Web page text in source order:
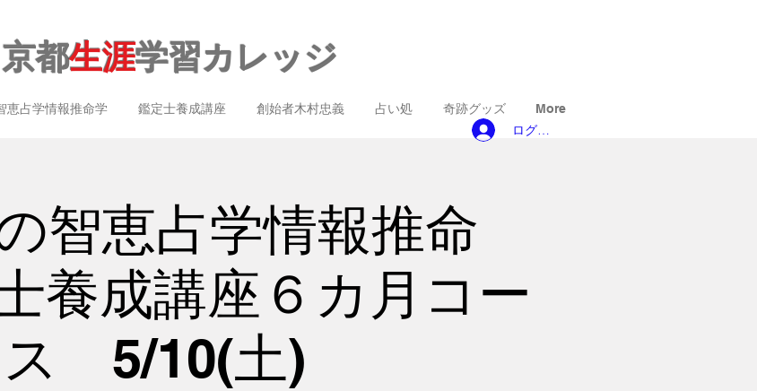
京都生涯学習カレッジ
ログイン
恵占学情報推命学 鑑定士養成講座 創始者木村忠義 占い処 奇跡グッズ More
智恵占学情報推命
養成講座６カ月コー
ス 5/10(土)